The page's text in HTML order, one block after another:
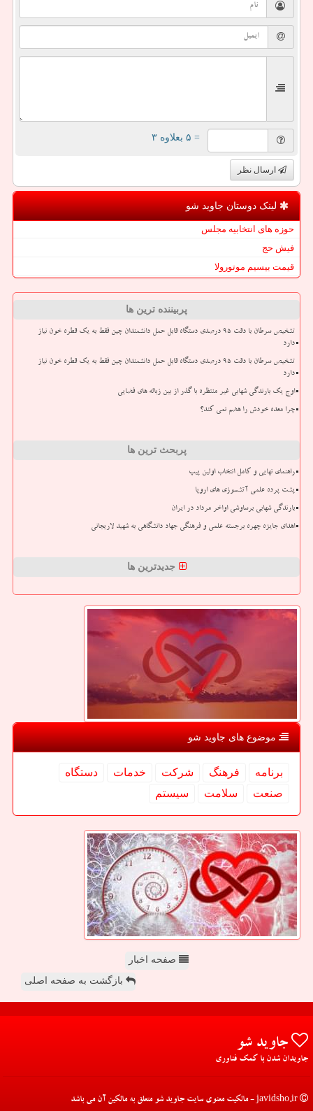
= ۵ بعلاوه ۳
ارسال نظر
لینک دوستان جاوید شو
حوزه های انتخابیه مجلس
فیش حج
قیمت بیسیم موتورولا
پربیننده ترین ها
تشخیص سرطان با دقت ۹۵ درصدی دستگاه قابل حمل دانشمندان چین فقط به یک قطره خون نیاز
دارد
تشخیص سرطان با دقت ۹۵ درصدی دستگاه قابل حمل دانشمندان چین فقط به یک قطره خون نیاز
دارد
اوج یک بارندگی شهابی غیر منتظره با گذر از بین زباله های فضایی
چرا معده خودش را هضم نمی کند؟
پربحث ترین ها
راهنمای نهایی و کامل انتخاب اولین پیپ
پشت پرده علمی آتشسوزی های اروپا
بارندگی شهابی برساوشی اواخر مرداد در ایران
اهدای جایزه چهره برجسته علمی و فرهنگی جهاد دانشگاهی به شهید لاریجانی
جدیدترین ها
موضوع های جاوید شو
برنامه فرهنگ شركت خدمات
دستگاه
صنعت
سلامت سیستم
صفحه اخبار
بازگشت به صفحه اصلی
جاوید شو
جاویدان شدن با کمک فناوری